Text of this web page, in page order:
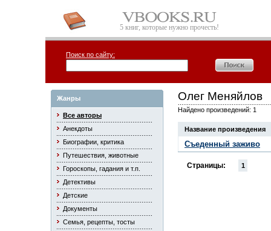
5 книг, которые нужно прочесть!
Поиск по сайту:
Жанры
Все авторы
Анекдоты
Биографии, критика
Путешествия, животные
Гороскопы, гадания и т.п.
Детективы
Детские
Документы
Семья, рецепты, тосты
Олег Меняйлов
Найдено произведений: 1
Название произведения
Съеденный заживо
Страницы: 1